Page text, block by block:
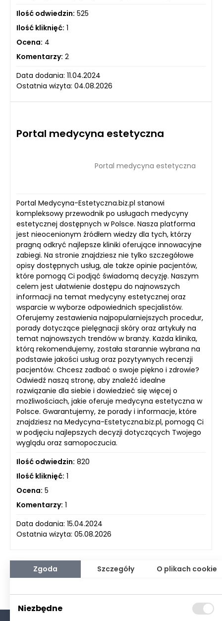
Ilość odwiedzin: 525
Ilość kliknięć: 1
Ocena: 4
Komentarzy: 2
Data dodania: 11.04.2024
Ostatnia wizyta: 04.08.2026
Portal medycyna estetyczna
Portal medycyna estetyczna
Portal Medycyna-Estetyczna.biz.pl stanowi
kompleksowy przewodnik po usługach medycyny
estetycznej dostępnych w Polsce. Nasza platforma
jest nieocenionym źródłem wiedzy dla tych, którzy
pragną odkryć najlepsze kliniki oferujące innowacyjne
zabiegi. Na stronie znajdziesz nie tylko szczegółowe
opisy dostępnych usług, ale także opinie pacjentów,
które pomogą Ci podjąć świadomą decyzję. Naszym
celem jest ułatwienie dostępu do najnowszych
informacji na temat medycyny estetycznej oraz
wsparcie w wyborze odpowiednich specjalistów.
Oferujemy zestawienia najpopularniejszych procedur,
porady dotyczące pielęgnacji skóry oraz artykuły na
temat najnowszych trendów w branży. Każda klinika,
którą rekomendujemy, została starannie wybrana na
podstawie jakości usług oraz pozytywnych recenzji
pacjentów. Chcesz zadbać o swoje piękno i zdrowie?
Odwiedź naszą stronę, aby znaleźć idealne
rozwiązanie dla siebie i dowiedzieć się więcej o
możliwościach, jakie oferuje medycyna estetyczna w
Polsce. Gwarantujemy, że porady i informacje, które
znajdziesz na Medycyna-Estetyczna.biz.pl, pomogą Ci
w podjęciu najlepszych decyzji dotyczących Twojego
wyglądu oraz samopoczucia.
Ilość odwiedzin: 820
Ilość kliknięć: 1
Ocena: 5
Komentarzy: 1
Data dodania: 15.04.2024
Ostatnia wizyta: 05.08.2026
Zgoda Szczegóły O plikach cookie
Niezbędne